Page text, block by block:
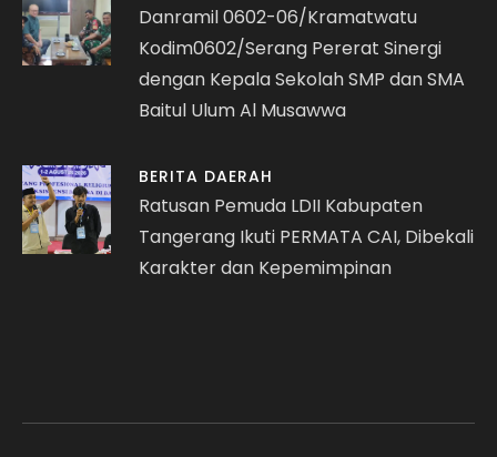
Danramil 0602-06/Kramatwatu
Kodim0602/Serang Pererat Sinergi
dengan Kepala Sekolah SMP dan SMA
Baitul Ulum Al Musawwa
BERITA DAERAH
Ratusan Pemuda LDII Kabupaten
Tangerang Ikuti PERMATA CAI, Dibekali
Karakter dan Kepemimpinan